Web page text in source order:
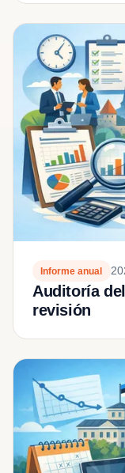
Informe anual
Auditoría
revisión